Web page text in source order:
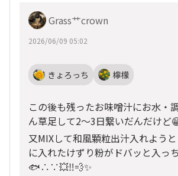
Grass艹crown
2026/06/09 05:02
きょろっち 檸檬
この後も残ったお味噌汁にお水・
ん草足して2〜3日繋いだんだけど
又MIXして和風顆粒出汁入れよう
に入れたけずり粉がドバッと入っ
🐟∴∵💥‼️💨✨